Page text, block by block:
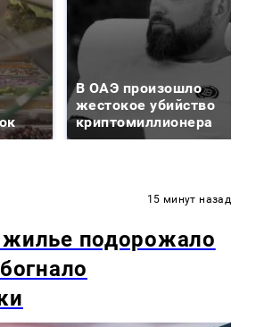
В ОАЭ произошло
жестокое убийство
криптомиллионера
15 минут назад
жилье подорожало